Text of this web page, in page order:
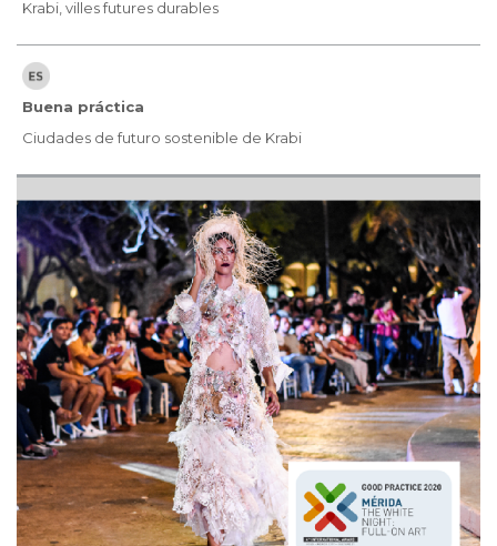
Krabi, villes futures durables
Buena práctica
Ciudades de futuro sostenible de Krabi